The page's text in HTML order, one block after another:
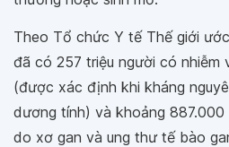
Theo Tổ chức Y tế Thế giới
đã có 257 triệu người có nhiễm
(được xác định khi kháng
dương tính) và khoảng
do xơ gan và ung thư tế bào